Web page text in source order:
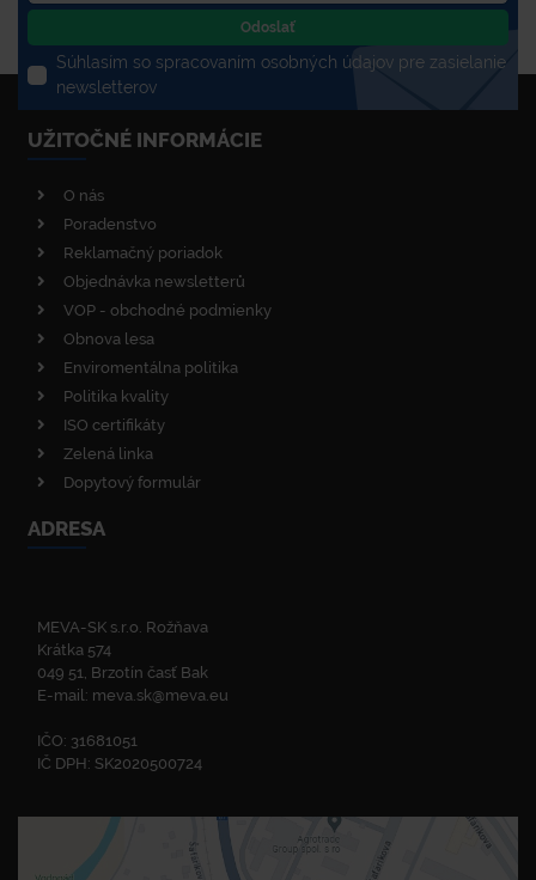
Odoslať
Súhlasím so spracovaním osobných údajov pre zasielanie
newsletterov
UŽITOČNÉ INFORMÁCIE
O nás
Poradenstvo
Reklamačný poriadok
Objednávka newsletterů
VOP - obchodné podmienky
Obnova lesa
Enviromentálna politika
Politika kvality
ISO certifikáty
Zelená linka
Dopytový formulár
ADRESA
MEVA-SK s.r.o. Rožňava
Krátka 574
049 51, Brzotín časť Bak
E-mail: meva.sk@meva.eu
IČO: 31681051
IČ DPH: SK2020500724